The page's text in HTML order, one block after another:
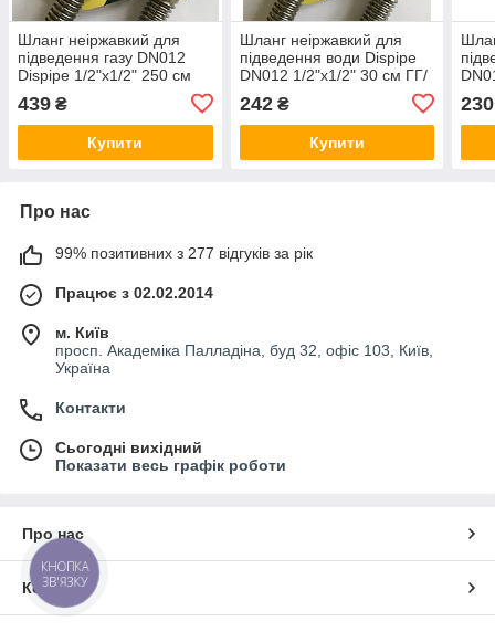
Шланг неіржавкий для
підведення газу DN012
Dispipe 1/2"х1/2" 250 см
439 ₴
Купити
Шланг неіржавкий для
підведення води Dispipe
DN012 1/2"х1/2" 30 см ГГ/
242₴
Купити
230
Про нас
99% позитивних з 277 відгуків за рік
Працює з 02.02.2014
м. Київ
просп. Академіка Палладіна, буд 32, офіс 103, Київ,
Україна
Контакти
Сьогодні вихідний
Показати весь графік роботи
Про нас
Контакти
КНОПКА
ЗВ'ЯЗКУ